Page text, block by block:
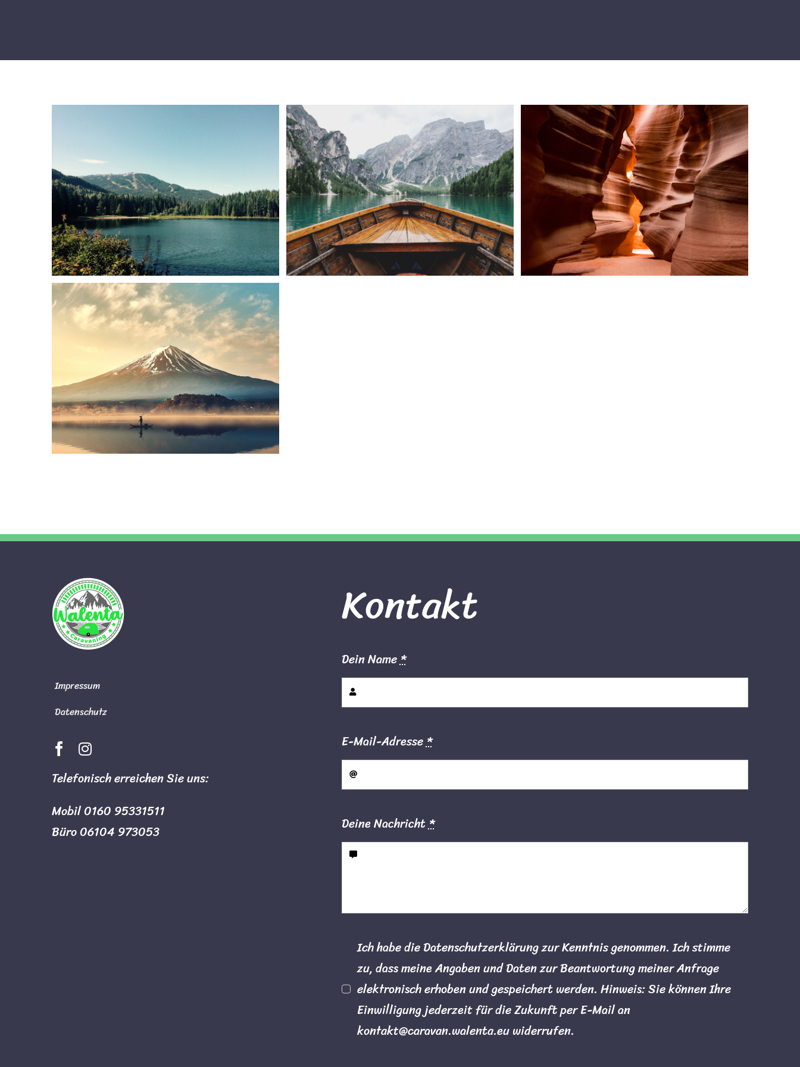
Impressum
Datenschutz
Telefonisch erreichen Sie uns:
Mobil 0160 95331511
Büro 06104 973053
Kontakt
Dein Name*
E-Mail-Adresse*
Deine Nachricht*
Ich habe die Datenschutzerklärung zur Kenntnis genommen. Ich stimme
zu, dass meine Angaben und Daten zur Beantwortung meiner Anfrage
elektronisch erhoben und gespeichert werden. Hinweis: Sie können Ihre
Einwilligung jederzeit für die Zukunft per E-Mail an
kontakt@caravan.walenta.eu widerrufen.